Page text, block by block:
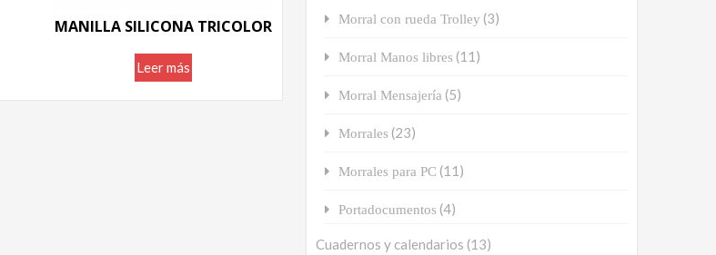
MANILLA SILICONA TRICOLOR
Leer más
Morral con rueda Trolley (3)
Morral Manos libres (11)
Morral Mensajería (5)
Morrales (23)
Morrales para PC (11)
Portadocumentos (4)
Cuadernos y calendarios (13)